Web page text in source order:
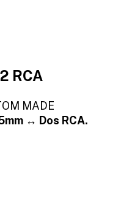
RCA
MADE
↔ Dos RCA.